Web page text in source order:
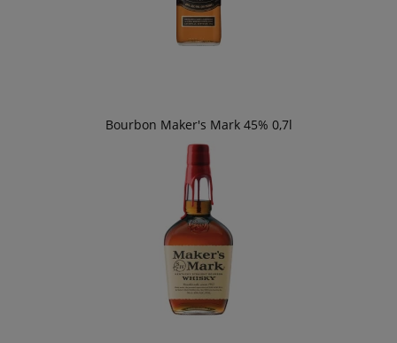
Bourbon Maker's Mark 45% 0,7l